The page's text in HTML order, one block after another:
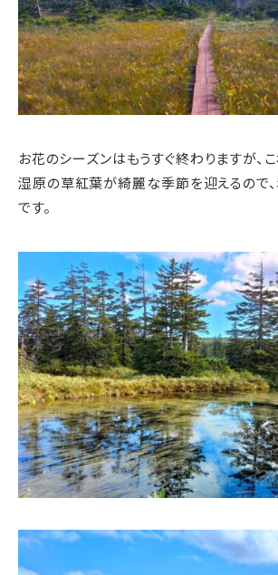
お花のシーズンはもうすぐ終わりますが、
湿原の草紅葉が綺麗な季節を迎えるので
です。